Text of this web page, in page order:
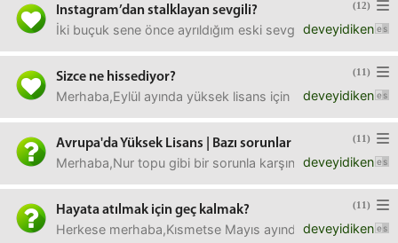
(12)
Instagram’dan stalklayan sevgili?
deveyidiken
İki buçuk sene önce ayrıldığım eski sevgilim bugün
(11)
Sizce ne hissediyor?
deveyidiken
Merhaba,Eylül ayında yüksek lisans için başka bir
(11)
Avrupa'da Yüksek Lisans | Bazı sorunlar
deveyidiken
Merhaba,Nur topu gibi bir sorunla karşınızdayım.
(11)
Hayata atılmak için geç kalmak?
deveyidiken
Herkese merhaba,Kısmetse Mayıs ayında mezun olup